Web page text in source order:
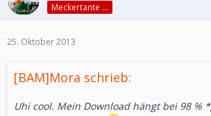
Meckertante ...
25. Oktober 2013
[BAM]Mora schrieb:
Uhi cool. Mein Download hängt bei 98 %